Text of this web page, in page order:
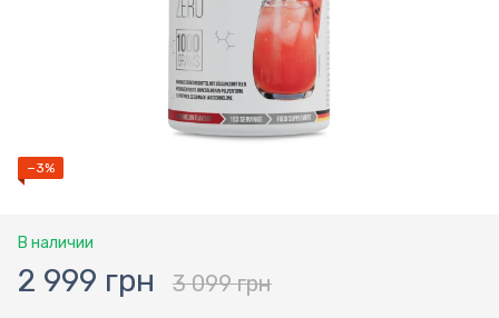
−3%
В наличии
2 999 грн 3 099 грн